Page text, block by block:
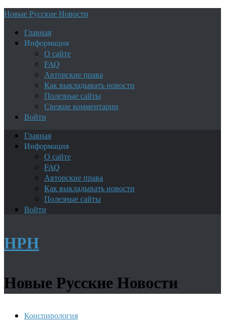
Новые Русские Новости
Главная
Информация
О сайте
FAQ
Авторские права
Как выкладывать новости
Полезные сайты
Свежие комментарии
Войти
Главная
Информация
О сайте
FAQ
Авторские права
Как выкладывать новости
Полезные сайты
Войти
НРН
Новые Русские Новости
Конспирология